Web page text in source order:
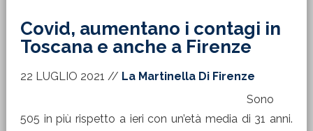
Covid, aumentano i contagi in
Toscana e anche a Firenze
22 LUGLIO 2021 // La Martinella Di Firenze
Sono
505 in più rispetto a ieri con un’età media di 31 anni.